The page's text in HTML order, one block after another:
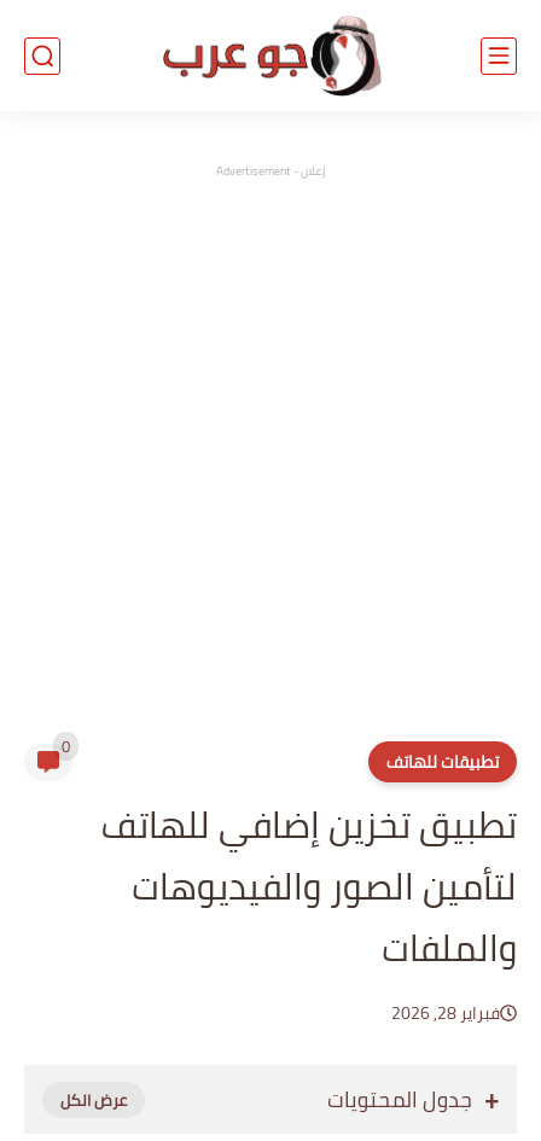
إعلان - Advertisement
تطبيقات للهاتف 0
تطبيق تخزين إضافي للهاتف
لتأمين الصور والفيديوهات
والملفات
فبراير 28, 2026
جدول المحتويات